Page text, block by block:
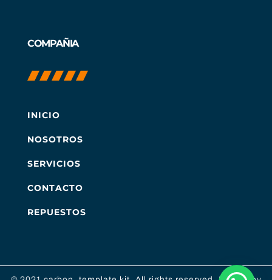
COMPAÑIA
INICIO
NOSOTROS
SERVICIOS
CONTACTO
REPUESTOS